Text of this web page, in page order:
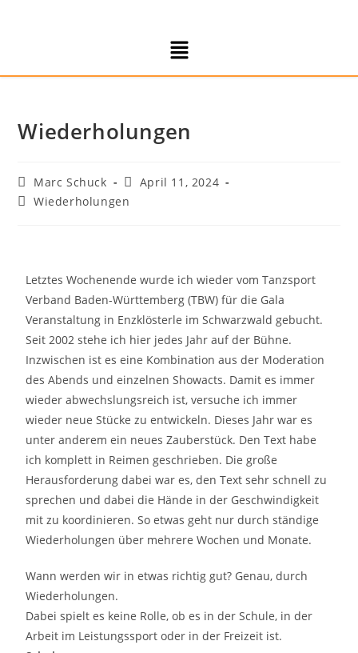
Wiederholungen
Marc Schuck
April 11, 2024
Wiederholungen
Letztes Wochenende wurde ich wieder vom Tanzsport
Verband Baden-Württemberg (TBW) für die Gala
Veranstaltung in Enzklösterle im Schwarzwald gebucht.
Seit 2002 stehe ich hier jedes Jahr auf der Bühne.
Inzwischen ist es eine Kombination aus der Moderation
des Abends und einzelnen Showacts. Damit es immer
wieder abwechslungsreich ist, versuche ich immer
wieder neue Stücke zu entwickeln. Dieses Jahr war es
unter anderem ein neues Zauberstück. Den Text habe
ich komplett in Reimen geschrieben. Die große
Herausforderung dabei war es, den Text sehr schnell zu
sprechen und dabei die Hände in der Geschwindigkeit
mit zu koordinieren. So etwas geht nur durch ständige
Wiederholungen über mehrere Wochen und Monate.
Wann werden wir in etwas richtig gut? Genau, durch
Wiederholungen.
Dabei spielt es keine Rolle, ob es in der Schule, in der
Arbeit im Leistungssport oder in der Freizeit ist.